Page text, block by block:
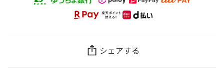
シェアする